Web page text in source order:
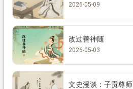
2026-05-09
改过善神随
2026-05-03
文史漫谈：子贡尊师